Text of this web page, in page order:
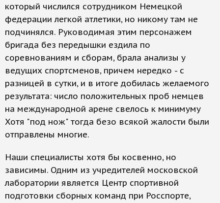
который числился сотрудником Немецкой
федерации легкой атлетики, но никому там не
подчинялся. Руководимая этим персонажем
бригада без передышки ездила по
соревнованиям и сборам, брала анализы у
ведущих спортсменов, причем нередко - с
разницей в сутки, и в итоге добилась желаемого
результата: число положительных проб немцев
на международной арене свелось к минимуму
Хотя "под нож" тогда безо всякой жалости были
отправлены многие.
Наши специалисты хотя бы косвенно, но
зависимы. Одним из учредителей московской
лаборатории является Центр спортивной
подготовки сборных команд при Росспорте,